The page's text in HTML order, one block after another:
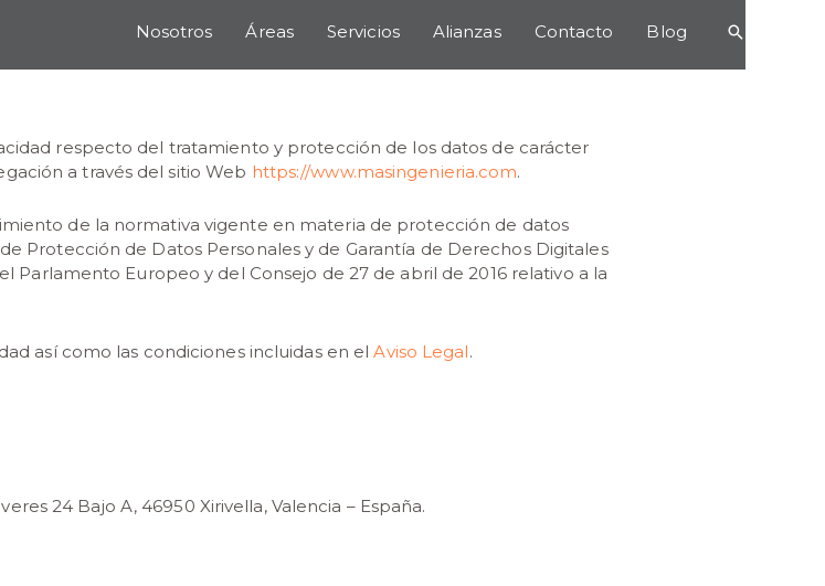
Nosotros Áreas Servicios Alianzas Contacto Blog
respecto del tratamiento y protección de los datos de carácter
a través del sitio Web https://www.masingenieria.com.
de la normativa vigente en materia de protección de datos
Protección de Datos Personales y de Garantía de Derechos Digitales
Parlamento Europeo y del Consejo de 27 de abril de 2016 relativo a la
así como las condiciones incluidas en elAviso Legal.
24 Bajo A, 46950 Xirivella, Valencia – España.